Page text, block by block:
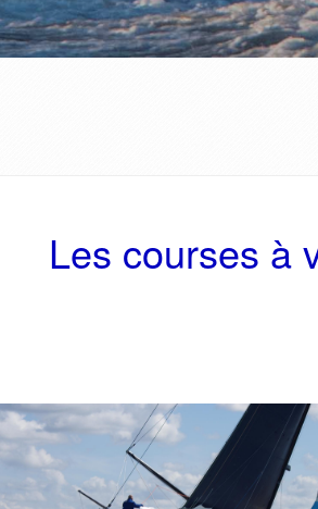
Les courses à